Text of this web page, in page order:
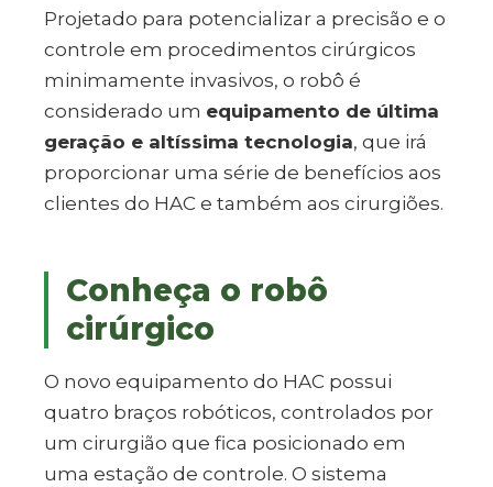
Projetado para potencializar a precisão e o
controle em procedimentos cirúrgicos
minimamente invasivos, o robô é
considerado um equipamento de última
geração e altíssima tecnologia, que irá
proporcionar uma série de benefícios aos
clientes do HAC e também aos cirurgiões.
Conheça o robô
cirúrgico
O novo equipamento do HAC possui
quatro braços robóticos, controlados por
um cirurgião que fica posicionado em
uma estação de controle. O sistema